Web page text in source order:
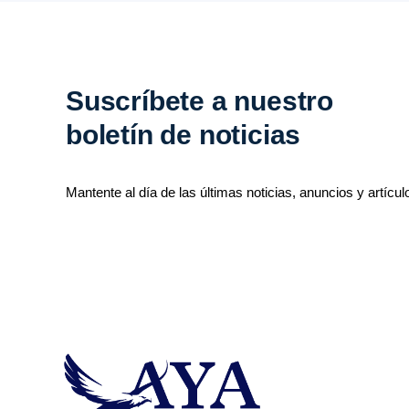
Suscríbete a nuestro
boletín de noticias
Mantente al día de las últimas noticias, anuncios y